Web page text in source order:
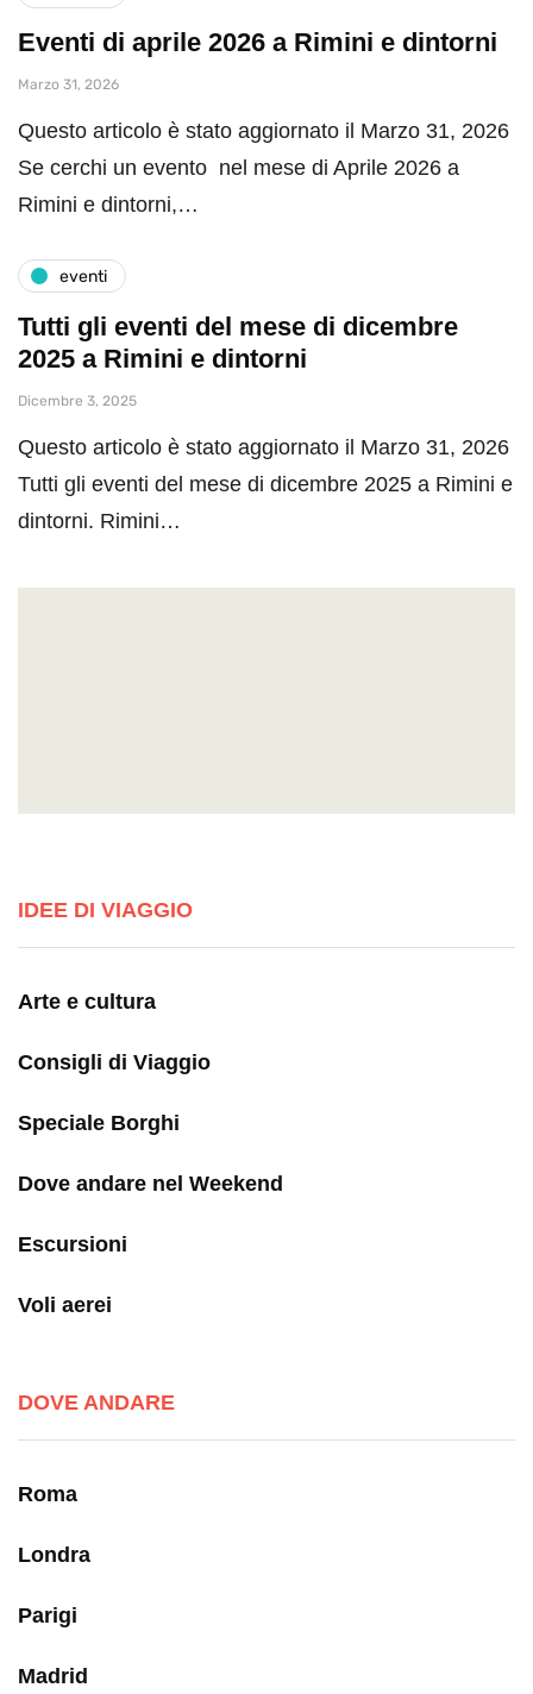
Eventi di aprile 2026 a Rimini e dintorni
Marzo 31, 2026
Questo articolo è stato aggiornato il Marzo 31, 2026
Se cerchi un evento nel mese di Aprile 2026 a
Rimini e dintorni,…
eventi
Tutti gli eventi del mese di dicembre
2025 a Rimini e dintorni
Dicembre 3, 2025
Questo articolo è stato aggiornato il Marzo 31, 2026
Tutti gli eventi del mese di dicembre 2025 a Rimini e
dintorni. Rimini…
IDEE DI VIAGGIO
Arte e cultura
Consigli di Viaggio
Speciale Borghi
Dove andare nel Weekend
Escursioni
Voli aerei
DOVE ANDARE
Roma
Londra
Parigi
Madrid